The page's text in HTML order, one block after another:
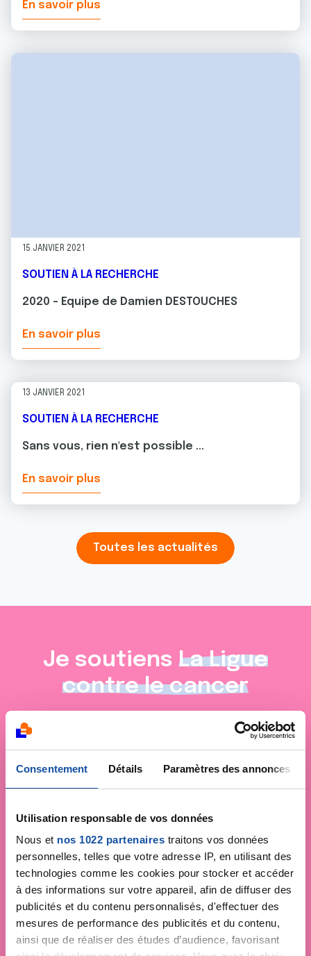
Consentement Détails Paramètres des annonces
Utilisation responsable de vos données
Nous et nos 1022 partenaires traitons vos données
personnelles, telles que votre adresse IP, en utilisant des
technologies comme les cookies pour stocker et accéder
à des informations sur votre appareil, afin de diffuser des
publicités et du contenu personnalisés, d'effectuer des
mesures de performance des publicités et du contenu,
ainsi que de réaliser des études d’audience, favorisant
En savoir plus
15 JANVIER 2021
SOUTIEN À LA RECHERCHE
2020 - Equipe de Damien DESTOUCHES
En savoir plus
13 JANVIER 2021
SOUTIEN À LA RECHERCHE
Sans vous, rien n'est possible ...
En savoir plus
Toutes les actualités
Je soutiens La Ligue
contre le cancer